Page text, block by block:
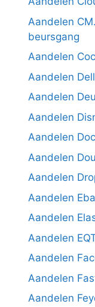
Aandelen
beursgang
Aandelen
Aandelen
Aandelen
Aandelen
Aandelen
Aandelen
Aandelen
Aandelen
Aandelen
Aandelen
Aandelen
Aandelen
Aandelen